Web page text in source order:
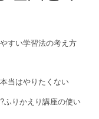
すい学習法の考え方
当はやりたくない
ふりかえり講座の使い